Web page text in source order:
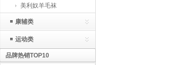
美利奴羊毛袜
康辅类
运动类
品牌热销TOP10